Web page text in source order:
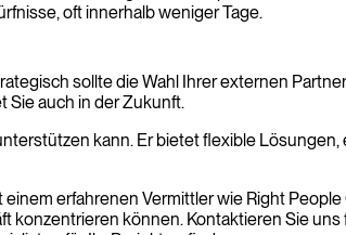
oft innerhalb weniger Tage.
sollte die Wahl Ihrer externen
Sie auch in der Zukunft.
kann. Er bietet flexible Lösungen,
erfahrenen Vermittler wie Right
konzentrieren können. Kontaktieren Sie